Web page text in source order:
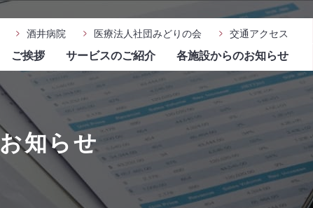
酒井病院 医療法人社団みどりの会 交通アクセス
ご挨拶 サービスのご紹介 各施設からのお知らせ
お知らせ